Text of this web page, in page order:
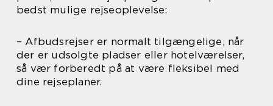
bedst mulige rejseoplevelse:
– Afbudsrejser er normalt tilgængelige, når
der er udsolgte pladser eller hotelværelser,
så vær forberedt på at være fleksibel med
dine rejseplaner.